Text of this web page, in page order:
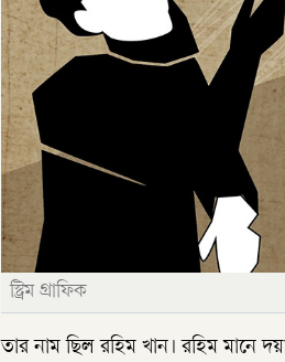
স্ট্রিম গ্রাফিক
তার নাম ছিল রহিম খান। রহিম মানে